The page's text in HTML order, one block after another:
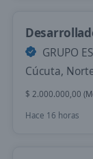
GRUPO
Cúcuta,
$ 2.000.000,00
Hace 16 horas